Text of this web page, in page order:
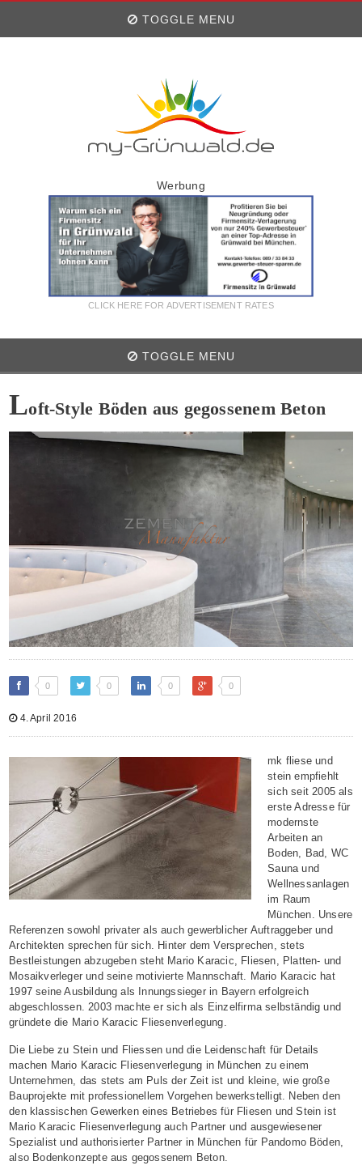
TOGGLE MENU
Werbung
CLICK HERE FOR ADVERTISEMENT RATES
TOGGLE MENU
Loft-Style Böden aus gegossenem Beton
0 0 0 0
4. April 2016
mk fliese und
stein empfiehlt
sich seit 2005 als
erste Adresse für
modernste
Arbeiten an
Boden, Bad, WC
Sauna und
Wellnessanlagen
im Raum
München. Unsere
Referenzen sowohl privater als auch gewerblicher Auftraggeber und
Architekten sprechen für sich. Hinter dem Versprechen, stets
Bestleistungen abzugeben steht Mario Karacic, Fliesen, Platten- und
Mosaikverleger und seine motivierte Mannschaft. Mario Karacic hat
1997 seine Ausbildung als Innungssieger in Bayern erfolgreich
abgeschlossen. 2003 machte er sich als Einzelfirma selbständig und
gründete die Mario Karacic Fliesenverlegung.
Die Liebe zu Stein und Fliessen und die Leidenschaft für Details
machen Mario Karacic Fliesenverlegung in München zu einem
Unternehmen, das stets am Puls der Zeit ist und kleine, wie große
Bauprojekte mit professionellem Vorgehen bewerkstelligt. Neben den
den klassischen Gewerken eines Betriebes für Fliesen und Stein ist
Mario Karacic Fliesenverlegung auch Partner und ausgewiesener
Spezialist und authorisierter Partner in München für Pandomo Böden,
also Bodenkonzepte aus gegossenem Beton.